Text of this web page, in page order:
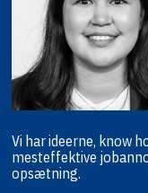
Vi har ideerne, know
mesteffektive
opsætning.